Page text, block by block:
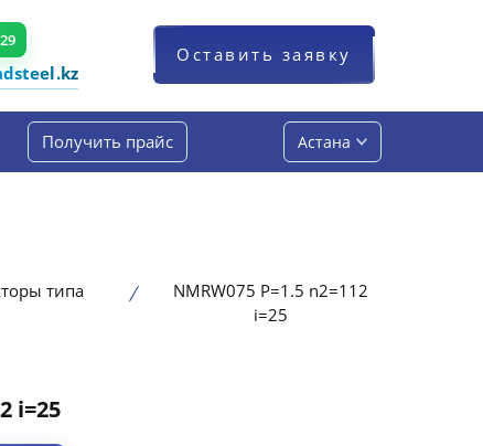
Оставить заявку
Получить прайс Астана
типа
NMRW075 P=1.5 n2=112
i=25
i=25